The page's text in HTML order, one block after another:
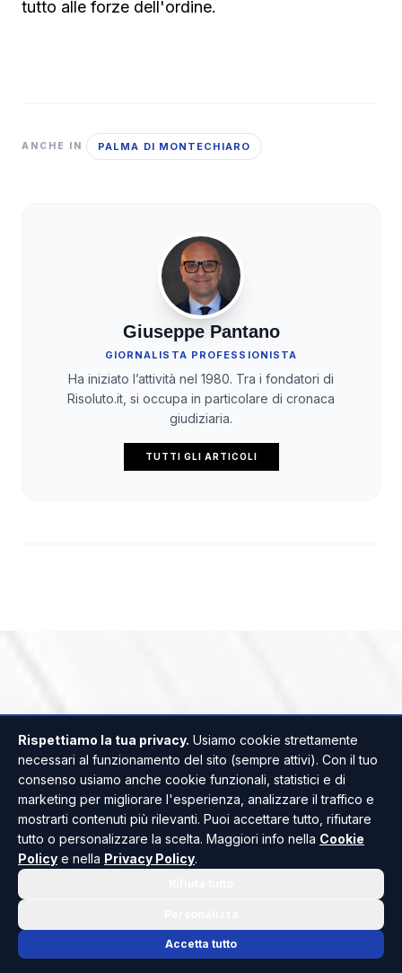
tutto alle forze dell'ordine.
ANCHE IN PALMA DI MONTECHIARO
Giuseppe Pantano
GIORNALISTA PROFESSIONISTA
Ha iniziato l’attività nel 1980. Tra i fondatori di
Risoluto.it, si occupa in particolare di cronaca
giudiziaria.
TUTTI GLI ARTICOLI
Rispettiamo la tua privacy. Usiamo cookie strettamente
necessari al funzionamento del sito (sempre attivi). Con il tuo
consenso usiamo anche cookie funzionali, statistici e di
marketing per migliorare l'esperienza, analizzare il traffico e
mostrarti contenuti più rilevanti. Puoi accettare tutto, rifiutare
tutto o personalizzare la scelta. Maggiori info nella Cookie
Policy e nella Privacy Policy.
Accetta tutto